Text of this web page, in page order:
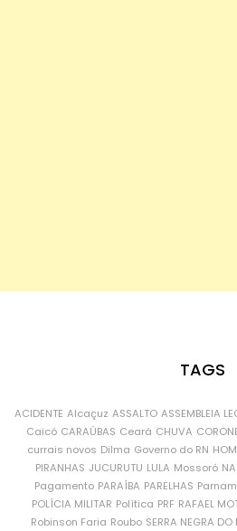
TAGS
ACIDENTE Alcaçuz ASSALTO ASSEMBLEIA
Caicó CARAÚBAS Ceará CHUVA
currais novos Dilma Governo do RN
PIRANHAS JUCURUTU LULA Mossoró
Pagamento PARAÍBA PARELHAS
POLÍCIA MILITAR Política PRF RAFAEL
Robinson Faria Roubo SERRA NEGRA DO